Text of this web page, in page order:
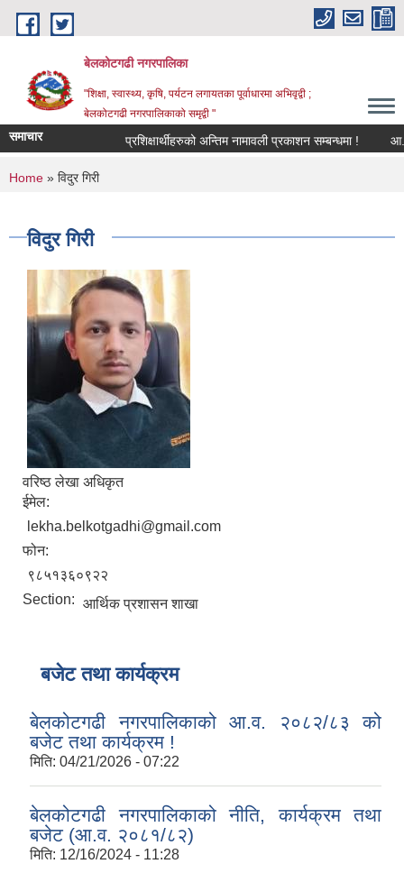
Skip to main content
बेलकोटगढी नगरपालिका
"शिक्षा, स्वास्थ्य, कृषि, पर्यटन लगायतका पूर्वाधारमा अभिवृद्वी ;
बेलकोटगढी नगरपालिकाको समृद्वी "
समाचार प्रशिक्षार्थीहरुको अन्तिम नामावली प्रकाशन सम्बन्धमा ! आ.व.
You are here
Home » विदुर गिरी
विदुर गिरी
वरिष्ठ लेखा अधिकृत
ईमेल:
lekha.belkotgadhi@gmail.com
फोन:
९८५१३६०९२२
Section: आर्थिक प्रशासन शाखा
बजेट तथा कार्यक्रम
बेलकोटगढी नगरपालिकाको आ.व. २०८२/८३ को
बजेट तथा कार्यक्रम !
मिति: 04/21/2026 - 07:22
बेलकोटगढी नगरपालिकाको नीति, कार्यक्रम तथा
बजेट (आ.व. २०८१/८२)
मिति: 12/16/2024 - 11:28